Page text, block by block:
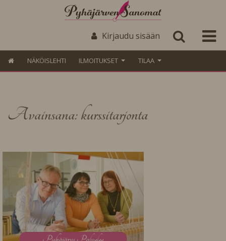
Kirjaudu sisään
NÄKÖISLEHTI ILMOITUKSET TILAA
Avainsana: kurssitarjonta